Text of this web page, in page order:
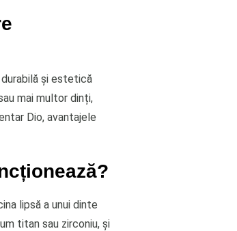
și estetică
mai multor dinți,
Dio, avantajele
lipsă a unui dinte
titan sau zirconiu, și